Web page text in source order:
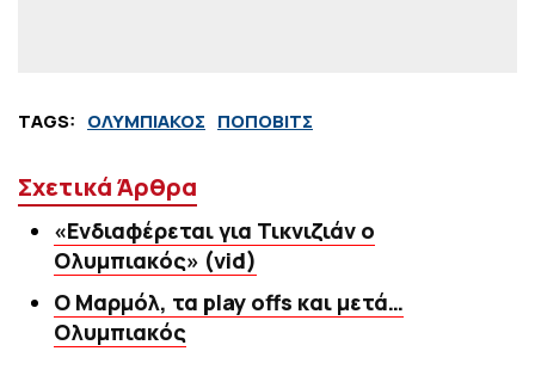
TAGS: ΟΛΥΜΠΙΑΚΟΣ ΠΟΠΟΒΙΤΣ
Σχετικά Άρθρα
«Ενδιαφέρεται για Τικνιζιάν ο
Ολυμπιακός» (vid)
Ο Μαρμόλ, τα play offs και μετά…
Ολυμπιακός